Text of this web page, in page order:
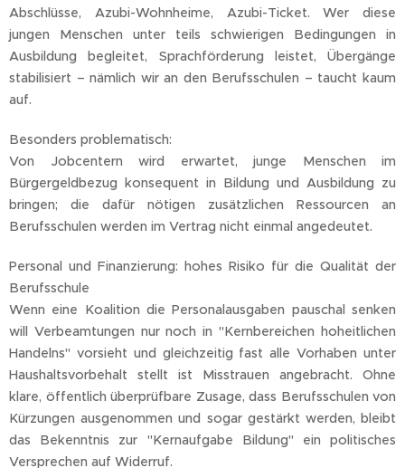
Abschlüsse, Azubi-Wohnheime, Azubi-Ticket. Wer diese
jungen Menschen unter teils schwierigen Bedingungen in
Ausbildung begleitet, Sprachförderung leistet, Übergänge
stabilisiert – nämlich wir an den Berufsschulen – taucht kaum
auf.
Besonders problematisch:
Von Jobcentern wird erwartet, junge Menschen im
Bürgergeldbezug konsequent in Bildung und Ausbildung zu
bringen; die dafür nötigen zusätzlichen Ressourcen an
Berufsschulen werden im Vertrag nicht einmal angedeutet.
Personal und Finanzierung: hohes Risiko für die Qualität der
Berufsschule
Wenn eine Koalition die Personalausgaben pauschal senken
will Verbeamtungen nur noch in "Kernbereichen hoheitlichen
Handelns" vorsieht und gleichzeitig fast alle Vorhaben unter
Haushaltsvorbehalt stellt ist Misstrauen angebracht. Ohne
klare, öffentlich überprüfbare Zusage, dass Berufsschulen von
Kürzungen ausgenommen und sogar gestärkt werden, bleibt
das Bekenntnis zur "Kernaufgabe Bildung" ein politisches
Versprechen auf Widerruf.